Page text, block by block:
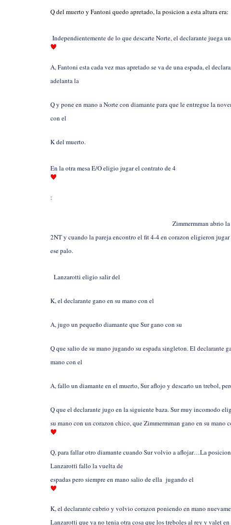
Q del muerto y Fantoni quedo apretado, la posicion a esta altura era:
Independientemente de lo que descarte Norte, el declarante juega
A, Fantoni esta cada vez mas apretado se va de una espada, el
adelanta la
Q y pone en mano a Norte con diamante para que le entregue la
con el
K del muerto.
En la otra mesa E/O eligio jugar el contrato de 4
:
Zimmermman abrio
2NT y cuando la pareja encontro el fit 4-4 en corazon eligieron jugar
ese palo.
Lanzarotti eligio salir del
K, el declarante gano en su mano con el
A, jugo un pequeño diamante que Sur gano con su
Q que salio de su mano jugando su espada singleton. El declarante
mano con el
A, fallo un diamante en el muerto, Sur aflojo y descarto un trebol,
Q que el declarante jugo en la siguiente baza. Sur muy incomodo
su mano con un corazon chico, que Zimmermman gano en su mano
Q, para fallar otro diamante cuando Sur volvio a aflojar…La
Lanzarotti fallo la vuelta de
espadas pero siempre en mano salio de ella jugando el
K, el declarante cubrio y volvio corazon poniendo en mano
Lanzarotti que ya no tenia otra cosa que los treboles al rey y valet